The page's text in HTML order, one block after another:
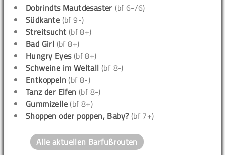
Dobrindts Mautdesaster (bf 6-/6)
Südkante (bf 9-)
Streitsucht (bf 8+)
Bad Girl (bf 8+)
Hungry Eyes(bf 8+)
Schweine im Weltall (bf 8-)
Entkoppeln (bf 8-)
Tanz der Elfen (bf 8-)
Gummizelle (bf 8+)
Shoppen oder poppen, Baby? (bf 7+)
Alle aktuellen Barfußrouten